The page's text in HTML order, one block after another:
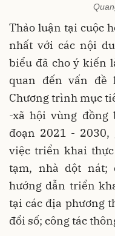
Thảo luận tại cuộc
nhất với các nội
biểu đã cho ý kiến
quan đến vấn đề
Chương trình mục
-xã hội vùng đồng
đoạn 2021 -
việc triển khai
tạm, nhà dột nát;
hướng dẫn triển
tại các địa phương
đổi số; công tác